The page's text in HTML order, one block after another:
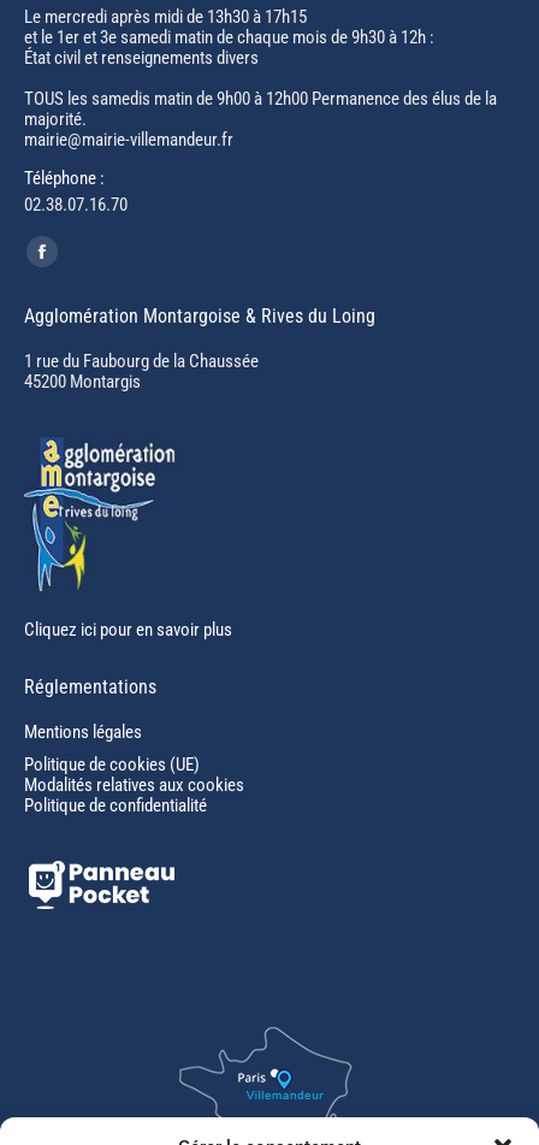
Le mercredi après midi de 13h30 à 17h15
et le 1er et 3e samedi matin de chaque mois de 9h30 à 12h :
État civil et renseignements divers
TOUS les samedis matin de 9h00 à 12h00 Permanence des élus de la
majorité.
mairie@mairie-villemandeur.fr
Téléphone :
02.38.07.16.70
Trouvez nous sur :
Facebook
opens
in
new
Agglomération Montargoise & Rives du Loing
1 rue du Faubourg de la Chaussée
45200 Montargis
Cliquez ici pour en savoir plus
Réglementations
Mentions légales
Politique de cookies (UE)
Modalités relatives aux cookies
Politique de confidentialité